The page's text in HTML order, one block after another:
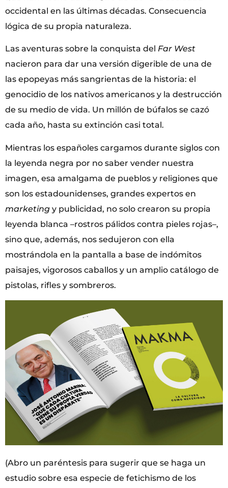
occidental en las últimas décadas. Consecuencia
lógica de su propia naturaleza.
Las aventuras sobre la conquista del Far West
nacieron para dar una versión digerible de una de
las epopeyas más sangrientas de la historia: el
genocidio de los nativos americanos y la destrucción
de su medio de vida. Un millón de búfalos se cazó
cada año, hasta su extinción casi total.
Mientras los españoles cargamos durante siglos con
la leyenda negra por no saber vender nuestra
imagen, esa amalgama de pueblos y religiones que
son los estadounidenses, grandes expertos en
marketing y publicidad, no solo crearon su propia
leyenda blanca –rostros pálidos contra pieles rojas–,
sino que, además, nos sedujeron con ella
mostrándola en la pantalla a base de indómitos
paisajes, vigorosos caballos y un amplio catálogo de
pistolas, rifles y sombreros.
(Abro un paréntesis para sugerir que se haga un
estudio sobre esa especie de fetichismo de los